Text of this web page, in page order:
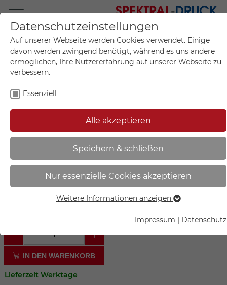
Mo.-Fr. 09:00-17:00
+49 (0)711 55 75 25
Mein Konto
Mein Warenkorb
Sie sind hier: Start
Phos Türschild aus Edelstahl |
Wandschild mit Symbol
Garderobenbügel - PK1406
IN DEN WARENKORB
Lieferzeit Werktage
Datenschutzeinstellungen
Auf unserer Webseite werden Cookies verwendet. Einige
davon werden zwingend benötigt, während es uns andere
ermöglichen, Ihre Nutzererfahrung auf unserer Webseite zu
verbessern.
Essenziell
Alle akzeptieren
Speichern & schließen
Nur essenzielle Cookies akzeptieren
Essenziell
Essenzielle Cookies werden für grundlegende Funktionen
die Webseite einwandfrei funktioniert.
Name cookie_optin
Cookie-Informationen anzeigen
Weitere Informationen anzeigen
Impressum Datenschutz